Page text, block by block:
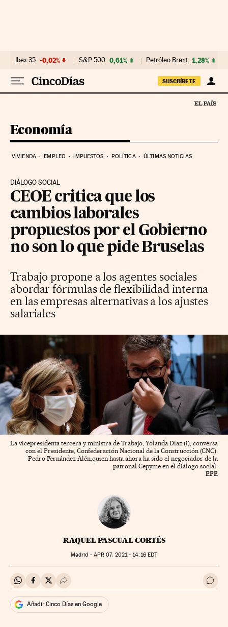
Ibex 35 -0,02% S&P 500 0,61% Petróleo Brent 1,28%
SUSCRÍBETE
Economía
VIVIENDA EMPLEO IMPUESTOS POLÍTICA ÚLTIMAS NOTICIAS
DIÁLOGO SOCIAL
CEOE critica que los
cambios laborales
propuestos por el Gobierno
no son lo que pide Bruselas
Trabajo propone a los agentes sociales
abordar fórmulas de flexibilidad interna
en las empresas alternativas a los ajustes
salariales
La vicepresidenta tercera y ministra de Trabajo, Yolanda Díaz (i), conversa
con el Presidente, Confederación Nacional de la Construcción (CNC),
Pedro Fernández Alén,quien hasta ahora ha sido el negociador de la
patronal Cepyme en el diálogo social.
EFE
RAQUEL PASCUAL CORTÉS
Madrid - APR 07, 2021 - 14:16EDT
Compartir en Whatsapp
Compartir en Facebook
Compartir en Twitter
Desplegar Redes Sociales Ir a
Añadir Cinco Días en Google